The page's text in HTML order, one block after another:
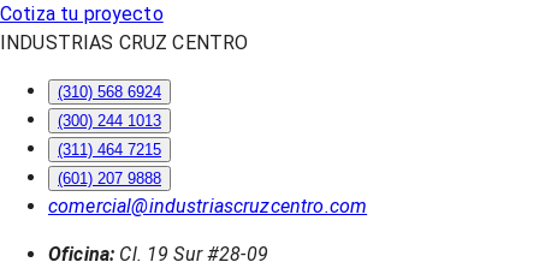
Cotiza tu proyecto
INDUSTRIAS CRUZ CENTRO
(310) 568 6924
(300) 244 1013
(311) 464 7215
(601) 207 9888
comercial@industriascruzcentro.com
Oficina: Cl. 19 Sur #28-09